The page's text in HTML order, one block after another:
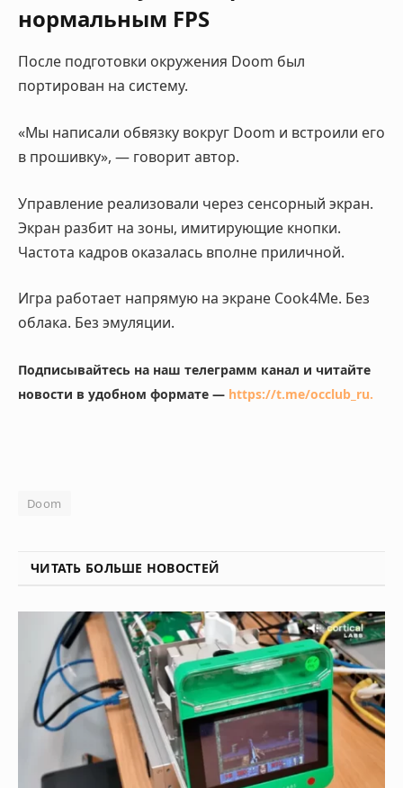
нормальным FPS
После подготовки окружения Doom был
портирован на систему.
«Мы написали обвязку вокруг Doom и встроили его
в прошивку», — говорит автор.
Управление реализовали через сенсорный экран.
Экран разбит на зоны, имитирующие кнопки.
Частота кадров оказалась вполне приличной.
Игра работает напрямую на экране Cook4Me. Без
облака. Без эмуляции.
Подписывайтесь на наш телеграмм канал и читайте
новости в удобном формате — https://t.me/occlub_ru.
Doom
ЧИТАТЬ БОЛЬШЕ НОВОСТЕЙ